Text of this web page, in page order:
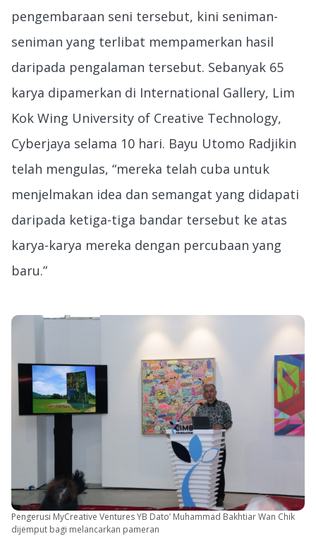
pengembaraan seni tersebut, kini seniman-
seniman yang terlibat mempamerkan hasil
daripada pengalaman tersebut. Sebanyak 65
karya dipamerkan di International Gallery, Lim
Kok Wing University of Creative Technology,
Cyberjaya selama 10 hari. Bayu Utomo Radjikin
telah mengulas, “mereka telah cuba untuk
menjelmakan idea dan semangat yang didapati
daripada ketiga-tiga bandar tersebut ke atas
karya-karya mereka dengan percubaan yang
baru.”
Pengerusi MyCreative Ventures YB Dato’ Muhammad Bakhtiar Wan Chik
dijemput bagi melancarkan pameran